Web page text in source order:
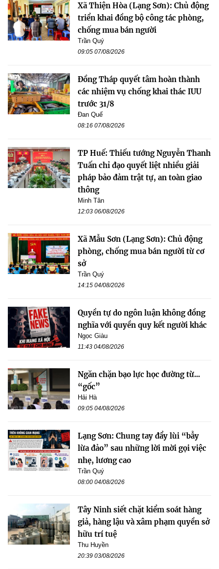
Xã Thiện Hòa (Lạng Sơn): Chủ động
triển khai đồng bộ công tác phòng,
chống mua bán người
Trần Quý
09:05 07/08/2026
Đồng Tháp quyết tâm hoàn thành
các nhiệm vụ chống khai thác IUU
trước 31/8
Đan Quế
08:16 07/08/2026
TP Huế: Thiếu tướng Nguyễn Thanh
Tuấn chỉ đạo quyết liệt nhiều giải
pháp bảo đảm trật tự, an toàn giao
thông
Minh Tân
12:03 06/08/2026
Xã Mẫu Sơn (Lạng Sơn): Chủ động
phòng, chống mua bán người từ cơ
sở
Trần Quý
14:15 04/08/2026
Quyền tự do ngôn luận không đồng
nghĩa với quyền quy kết người khác
Ngọc Giàu
11:43 04/08/2026
Ngăn chặn bạo lực học đường từ...
“gốc”
Hải Hà
09:05 04/08/2026
Lạng Sơn: Chung tay đẩy lùi “bẫy
lừa đảo” sau những lời mời gọi việc
nhẹ, lương cao
Trần Quý
08:00 04/08/2026
Tây Ninh siết chặt kiểm soát hàng
giả, hàng lậu và xâm phạm quyền sở
hữu trí tuệ
Thu Huyền
20:39 03/08/2026